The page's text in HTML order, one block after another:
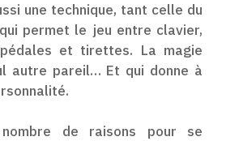
une technique, tant celle du
permet le jeu entre clavier,
et tirettes. La magie
autre pareil… Et qui donne à
de raisons pour se